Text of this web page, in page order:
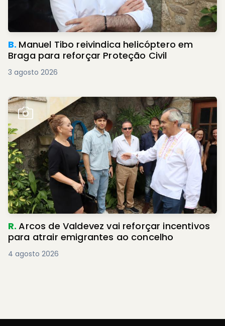
B. Manuel Tibo reivindica helicóptero em
Braga para reforçar Proteção Civil
3 agosto 2026
R.Arcos de Valdevez vai reforçar incentivos
para atrair emigrantes ao concelho
4 agosto 2026